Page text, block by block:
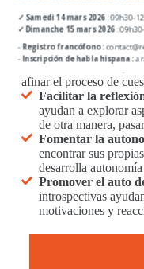
experiencias
los horizontes.
A nivel individual
afinar el proceso de
Facilitar la
ayudan a explorar
de otra manera,
Fomentar la
encontrar sus
desarrolla
Promover el auto
introspectivas
motivaciones y
✓ Samedi 14 mars 2026 : 09h30-
✓ Dimanche 15 mars 2026 :
-Registro francófono :
-Inscripción de habla hispana :